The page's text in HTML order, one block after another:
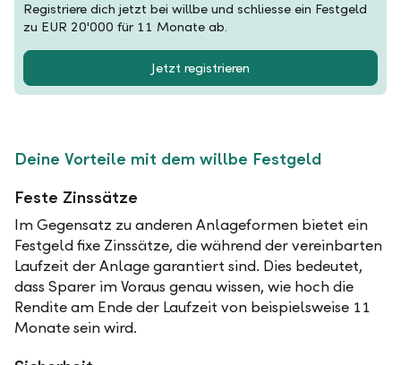
Registriere dich jetzt bei willbe und schliesse ein Festgeld
zu EUR 20'000 für 11 Monate ab.
Jetzt registrieren
Deine Vorteile mit dem willbe Festgeld
Feste Zinssätze
Im Gegensatz zu anderen Anlageformen bietet ein
Festgeld fixe Zinssätze, die während der vereinbarten
Laufzeit der Anlage garantiert sind. Dies bedeutet,
dass Sparer im Voraus genau wissen, wie hoch die
Rendite am Ende der Laufzeit von beispielsweise 11
Monate sein wird.